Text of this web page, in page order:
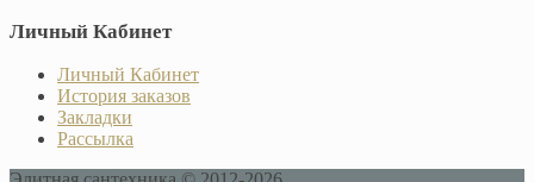
Личный Кабинет
Личный Кабинет
История заказов
Закладки
Рассылка